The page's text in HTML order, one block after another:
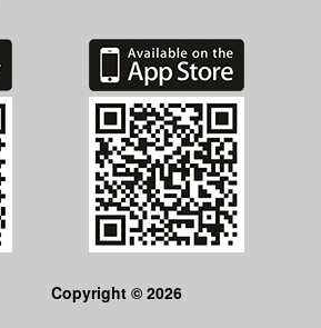
Copyright © 2026